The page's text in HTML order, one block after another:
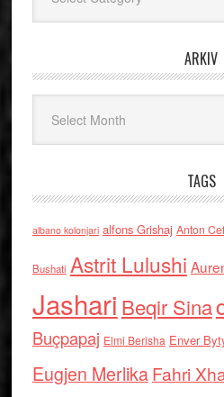
ARKIV
TAGS
albano kolonjari alfons Grishaj Anton
Bushati Astrit Lulushi
Jashari Beqir Sina
Buçpapaj Elmi Berisha Enver
Eugjen MerlikaFahri